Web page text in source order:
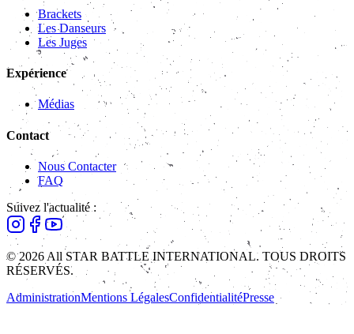
Brackets
Les Danseurs
Les Juges
Expérience
Médias
Contact
Nous Contacter
FAQ
Suivez l'actualité :
© 2026 All STAR BATTLE INTERNATIONAL. TOUS DROITS
RÉSERVÉS.
AdministrationMentions LégalesConfidentialitéPresse